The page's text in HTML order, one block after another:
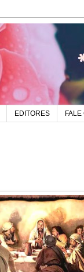
EDITORES